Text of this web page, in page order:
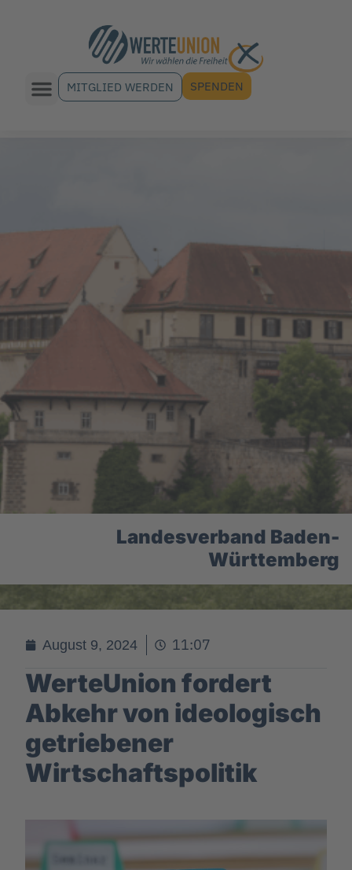
MITGLIED WERDEN SPENDEN
Landesverband Baden-
Württemberg
August 9, 2024 11:07
WerteUnion fordert
Abkehr von ideologisch
getriebener
Wirtschaftspolitik